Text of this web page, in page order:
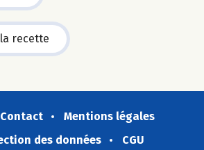
recette
Contact
Mentions légales
des données
CGU